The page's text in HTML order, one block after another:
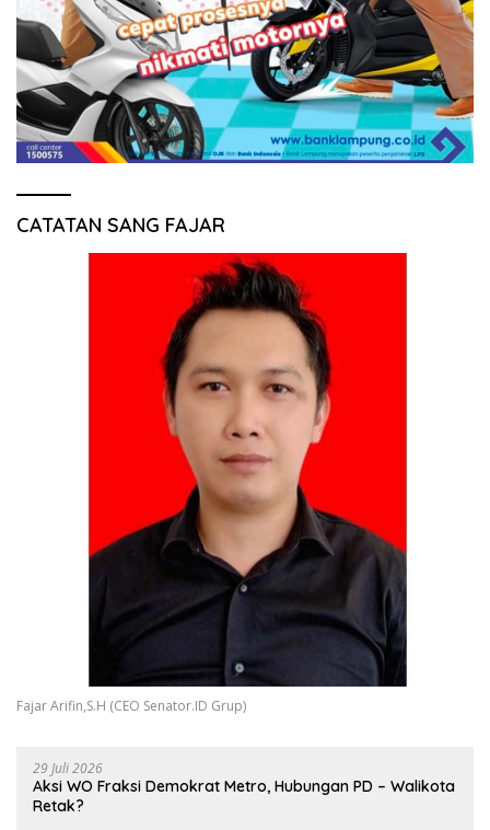
CATATAN SANG FAJAR
Fajar Arifin,S.H (CEO Senator.ID Grup)
29 Juli 2026
Aksi WO Fraksi Demokrat Metro, Hubungan PD – Walikota
Retak?